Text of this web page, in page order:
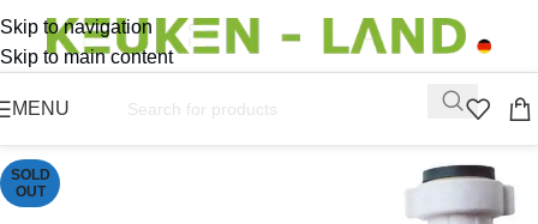
Skip to navigation
Skip to main content
MENU
SOLD
OUT